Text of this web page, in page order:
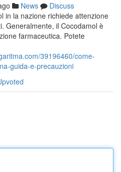
News
Discuss
in la nazione richiede attenzione
Generalmente, il Cocodamol è
farmaceutica. Potete
39196460/come-
guida-e-precauzioni